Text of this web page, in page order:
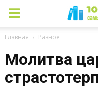
Главная Разное
Молитва